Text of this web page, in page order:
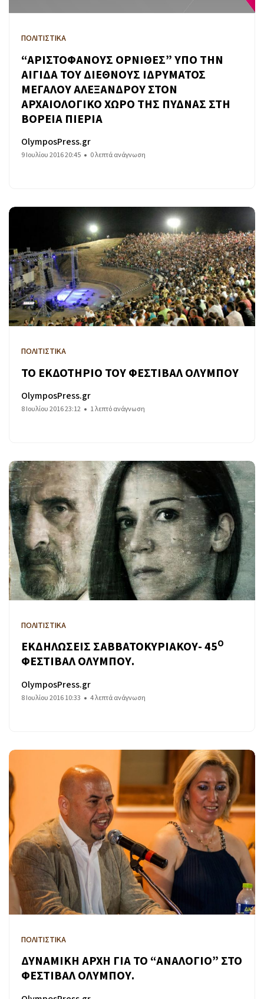
ΠΟΛΙΤΙΣΤΙΚΑ
“ΑΡΙΣΤΟΦΑΝΟΥΣ ΟΡΝΙΘΕΣ” ΥΠΟ ΤΗΝ
ΑΙΓΙΔΑ ΤΟΥ ΔΙΕΘΝΟΥΣ ΙΔΡΥΜΑΤΟΣ
ΜΕΓΑΛΟΥ ΑΛΕΞΑΝΔΡΟΥ ΣΤΟΝ
ΑΡΧΑΙΟΛΟΓΙΚΟ ΧΩΡΟ ΤΗΣ ΠΥΔΝΑΣ ΣΤΗ
ΒΟΡΕΙΑ ΠΙΕΡΙΑ
OlymposPress.gr
9 Ιουλίου 2016 20:45 0 λεπτά ανάγνωση
ΠΟΛΙΤΙΣΤΙΚΑ
ΤΟ ΕΚΔΟΤΗΡΙΟ ΤΟΥ ΦΕΣΤΙΒΑΛ ΟΛΥΜΠΟΥ
OlymposPress.gr
8 Ιουλίου 2016 23:12 1 λεπτό ανάγνωση
ΠΟΛΙΤΙΣΤΙΚΑ
ΕΚΔΗΛΩΣΕΙΣ ΣΑΒΒΑΤΟΚΥΡΙΑΚΟΥ- 45Ο
ΦΕΣΤΙΒΑΛ ΟΛΥΜΠΟΥ.
OlymposPress.gr
8 Ιουλίου 2016 10:33 4 λεπτά ανάγνωση
ΠΟΛΙΤΙΣΤΙΚΑ
ΔΥΝΑΜΙΚΗ ΑΡΧΗ ΓΙΑ ΤΟ “ΑΝΑΛΟΓΙΟ” ΣΤΟ
ΦΕΣΤΙΒΑΛ ΟΛΥΜΠΟΥ.